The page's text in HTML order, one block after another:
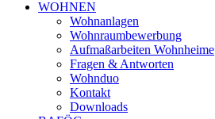
WOHNEN
Wohnanlagen
Wohnraumbewerbung
Aufmaßarbeiten Wohnheime
Fragen & Antworten
Wohnduo
Kontakt
Downloads